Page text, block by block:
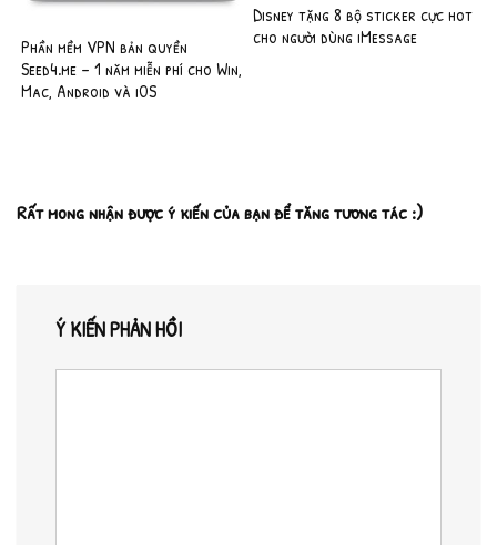
Phần mềm VPN bản quyền
Seed4.me – 1 năm miễn phí cho Win,
Mac, Android và iOS
Disney tặng 8 bộ sticker cực hot
cho người dùng iMessage
Rất mong nhận được ý kiến của bạn để tăng tương tác :)
Ý KIẾN PHẢN HỒI